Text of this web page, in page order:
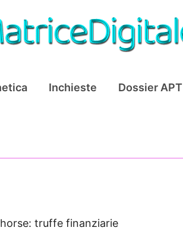
Inchieste Dossier APT
truffe finanziarie